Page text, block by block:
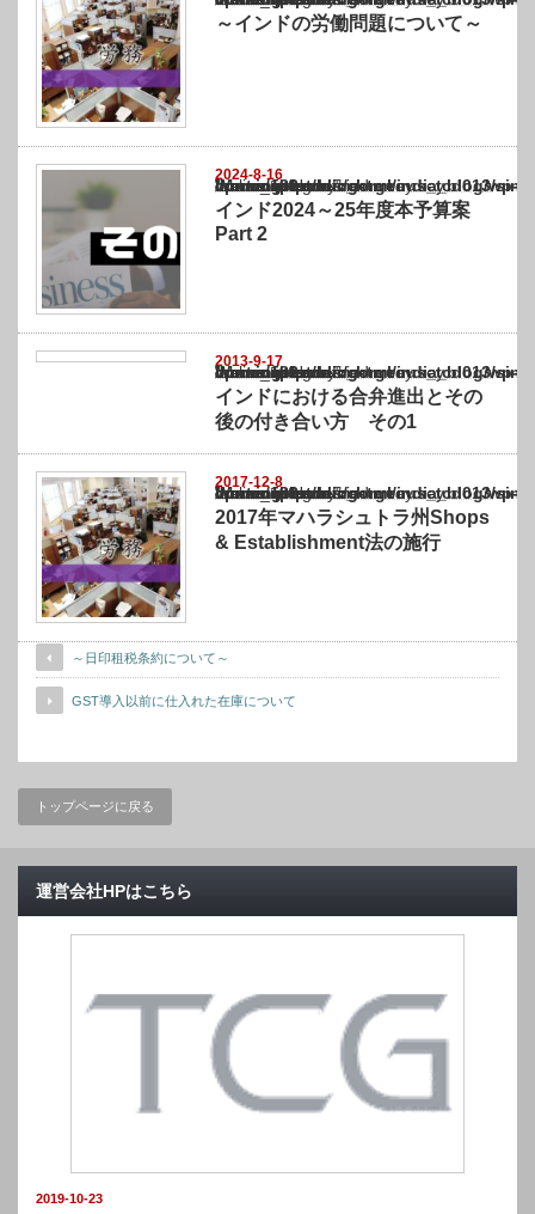
～インドの労働問題について～
2024-8-16
Warning
: Undefined array key "show_category" in
/home/netst/kuno-cpa.co.jp/public_html/india_blog/wp-content/themes/
on line183
インド2024～25年度本予算案
Part 2
2013-9-17
Warning
: Undefined array key "show_category" in
/home/netst/kuno-cpa.co.jp/public_html/india_blog/wp-content/themes/
on line183
インドにおける合弁進出とその
後の付き合い方 その1
2017-12-8
Warning
: Undefined array key "show_category" in
/home/netst/kuno-cpa.co.jp/public_html/india_blog/wp-content/themes/
on line183
2017年マハラシュトラ州Shops
& Establishment法の施行
～日印租税条約について～
GST導入以前に仕入れた在庫について
トップページに戻る
運営会社HPはこちら
2019-10-23